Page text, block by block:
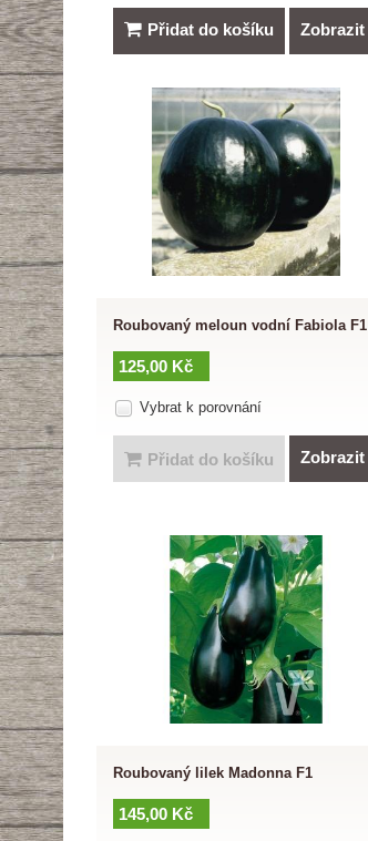
Přidat do košíku Zobrazit
Roubovaný meloun vodní Fabiola F1
125,00 Kč
Vybrat k porovnání
Přidat do košíku Zobrazit
Roubovaný lilek Madonna F1
145,00 Kč